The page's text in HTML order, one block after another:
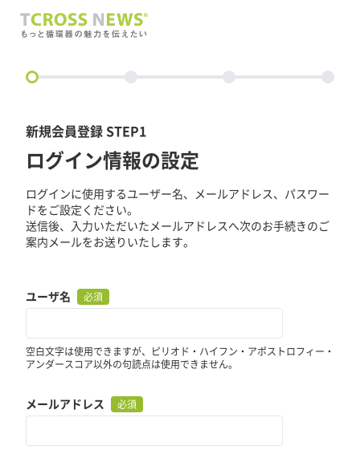
circle
新規会員登録 STEP1
ログイン情報の設定
ログインに使用するユーザー名、メールアドレス、パスワー
ドをご設定ください。
送信後、入力いただいたメールアドレスへ次のお手続きのご
案内メールをお送りいたします。
ユーザ名 必須
空白文字は使用できますが、ピリオド・ハイフン・アポストロフィー・
アンダースコア以外の句読点は使用できません。
メールアドレス 必須